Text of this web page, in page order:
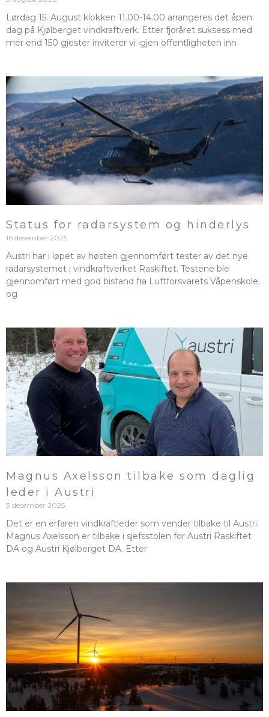
Lørdag 15. August klokken 11.00-14.00 arrangeres det åpen
dag på Kjølberget vindkraftverk. Etter fjoråret suksess med
mer end 150 gjester inviterer vi igjen offentligheten inn
Status for radarsystem og hinderlys
16 desember 2025
Austri har i løpet av høsten gjennomført tester av det nye
radarsystemet i vindkraftverket Raskiftet. Testene ble
gjennomført med god bistand fra Luftforsvarets Våpenskole,
og
Magnus Axelsson tilbake som daglig
leder i Austri
3 desember 2025
Det er en erfaren vindkraftleder som vender tilbake til Austri.
Magnus Axelsson er tilbake i sjefsstolen for Austri Raskiftet
DA og Austri Kjølberget DA. Etter